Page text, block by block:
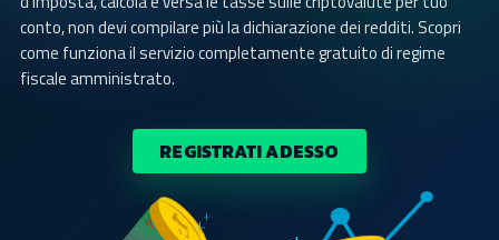
conto, non devi compilare più la dichiarazione dei redditi. Scopri
come funziona il servizio completamente gratuito di regime
fiscale amministrato.
REGISTRATI ADESSO